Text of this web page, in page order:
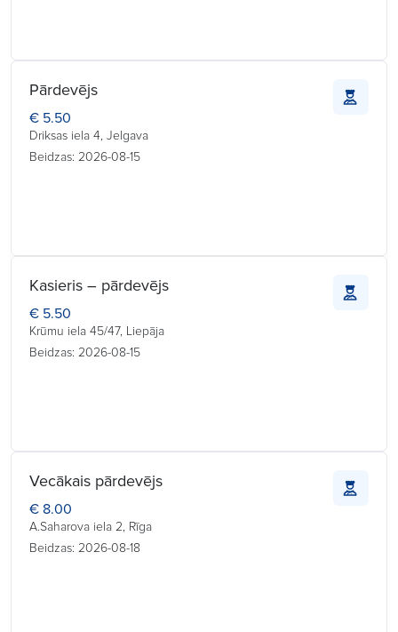
Pārdevējs
€ 5.50
Driksas iela 4, Jelgava
Beidzas: 2026-08-15
Kasieris – pārdevējs
€ 5.50
Krūmu iela 45/47, Liepāja
Beidzas: 2026-08-15
Vecākais pārdevējs
€ 8.00
A.Saharova iela 2, Rīga
Beidzas: 2026-08-18